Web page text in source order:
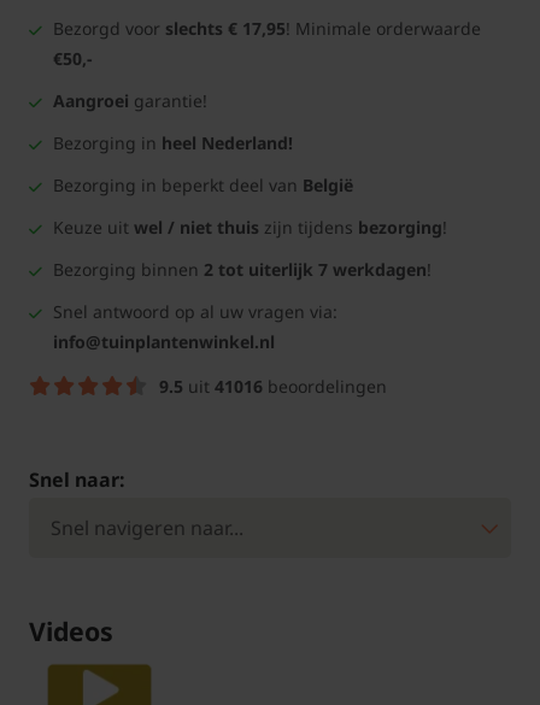
Bezorgd voor slechts € 17,95! Minimale orderwaarde
€50,-
Aangroei garantie!
Bezorging in heel Nederland!
Bezorging in beperkt deel van België
Keuze uit wel / niet thuis zijn tijdens bezorging!
Bezorging binnen 2 tot uiterlijk 7 werkdagen!
Snel antwoord op al uw vragen via:
info@tuinplantenwinkel.nl
9.5 uit 41016 beoordelingen
Snel naar:
Videos